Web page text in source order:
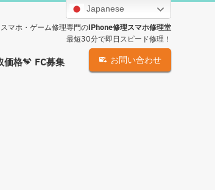
Japanese
マホ・ゲーム修理専門のiPhone修理スマホ修理堂
最短30分で即日スピード修理！
価格 FC募集 お問い合わせ